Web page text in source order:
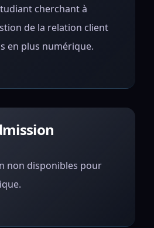
cherchant à
de la relation client
en plus numérique.
non disponibles pour